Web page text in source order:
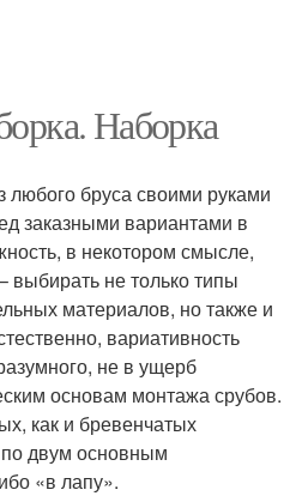
Наборка
любого бруса своими руками
заказными вариантами в
в некотором смысле,
выбирать не только типы
материалов, но также и
вариативность
не в ущерб
основам монтажа срубов.
как и бревенчатых
по двум основным
«в лапу».